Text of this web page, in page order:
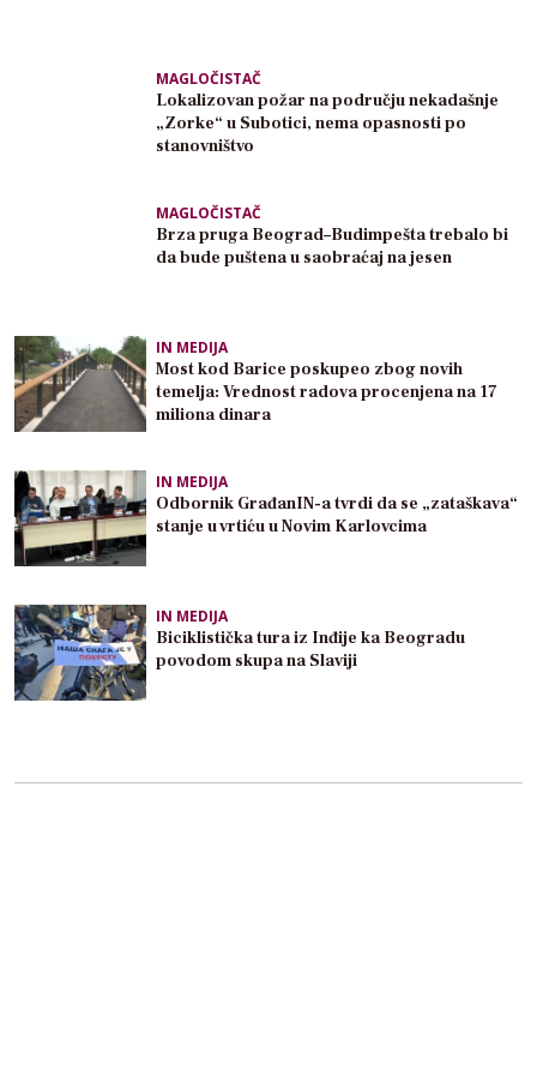
MAGLOČISTAČ
Lokalizovan požar na području nekadašnje
„Zorke“ u Subotici, nema opasnosti po
stanovništvo
MAGLOČISTAČ
Brza pruga Beograd–Budimpešta trebalo bi
da bude puštena u saobraćaj na jesen
IN MEDIJA
Most kod Barice poskupeo zbog novih
temelja: Vrednost radova procenjena na 17
miliona dinara
IN MEDIJA
Odbornik GrađanIN-a tvrdi da se „zataškava“
stanje u vrtiću u Novim Karlovcima
IN MEDIJA
Biciklistička tura iz Inđije ka Beogradu
povodom skupa na Slaviji